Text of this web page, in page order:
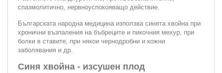
спазмолитично, нервноуспокояващо действие.
Българската народна медицина използва синята хвойна при
хронични възпаления на бъбреците и пикочния мехур, при
болки в ставите, при някои чернодробни и кожни
заболявания и др.
Синя хвойна - изсушен плод